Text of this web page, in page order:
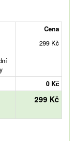
Cena
299 Kč
0 Kč
299 Kč